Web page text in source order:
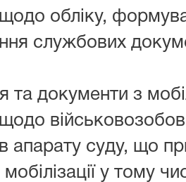
обліку,
службових
та документи з
апарату суду, що
у тому